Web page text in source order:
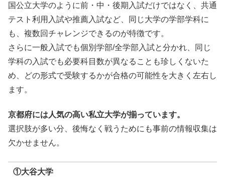
国公立大学のように前・中・後期入試だけではなく、共通
テスト利用入試や推薦入試など、同じ大学の学部学科に
も、複数回チャレンジできるのが特徴です。
さらに一般入試でも個別学部/全学部入試と分かれ、同じ
学科の入試でも必要科目数が異なることも珍しくないた
め、どの形式で受験するかが合格の可能性を大きく左右し
ます。
京都府には人気の高い私立大学が揃っています。
選択肢が多い分、後悔なく戦うためにも事前の情報収集は
欠かせません。
①大谷大学